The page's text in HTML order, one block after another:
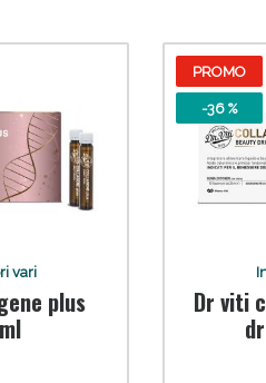
vari
plus
PROMO
-36 %
Dr viti
oggi Sconto